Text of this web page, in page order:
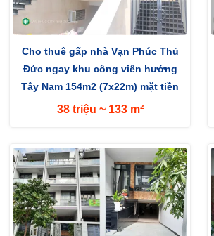
Cho thuê gấp nhà Vạn Phúc Thủ
Đức ngay khu công viên hướng
Tây Nam 154m2 (7x22m) mặt tiền
đường 13m
38 triệu ~ 133 m²